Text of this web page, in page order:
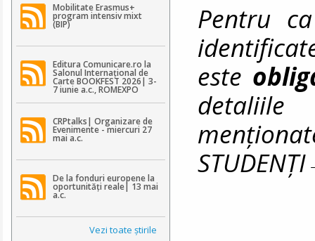
Mobilitate Erasmus+
program intensiv mixt
(BIP)
Editura Comunicare.ro la
Salonul Internațional de
Carte BOOKFEST 2026| 3-
7 iunie a.c., ROMEXPO
CRPtalks| Organizare de
Evenimente - miercuri 27
mai a.c.
De la fonduri europene la
oportunități reale| 13 mai
a.c.
Vezi toate ştirile
Pentru
este